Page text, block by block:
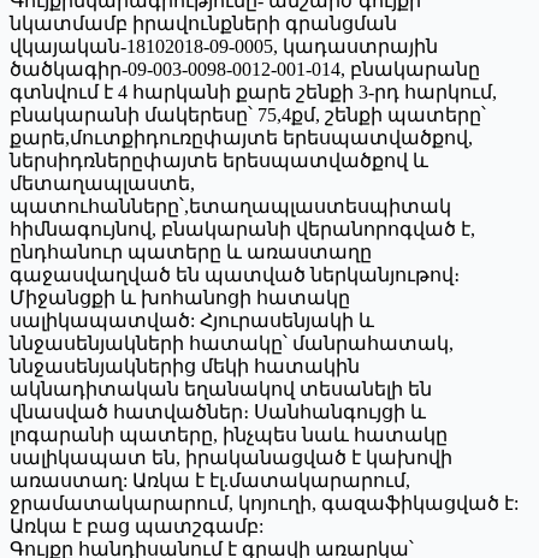
նկատմամբ իրավունքների գրանցման
վկայական-18102018-09-0005, կադաստրային
ծածկագիր-09-003-0098-0012-001-014, բնակարանը
գտնվում է 4 հարկանի քարե շենքի 3-րդ հարկում,
բնակարանի մակերեսը՝ 75,4քմ, շենքի պատերը՝
քարե,մուտքիդուռըփայտե երեսպատվածքով,
ներսիդռներըփայտե երեսպատվածքով և
մետաղապլաստե,
պատուհանները՝,ետաղապլաստեսպիտակ
հիմնագույնով, բնակարանի վերանորոգված է,
ընդհանուր պատերը և առաստաղը
գաջասվաղված են պատված ներկանյութով։
Միջանցքի և խոհանոցի հատակը
սալիկապատված: Հյուրասենյակի և
ննջասենյակների հատակը՝ մանրահատակ,
ննջասենյակներից մեկի հատակին
ակնադիտական եղանակով տեսանելի են
վնասված հատվածներ։ Սանհանգույցի և
լոգարանի պատերը, ինչպես նաև հատակը
սալիկապատ են, իրականացված է կախովի
առաստաղ: Առկա է էլ.մատակարարում,
ջրամատակարարում, կոյուղի, գազաֆիկացված է:
Առկա է բաց պատշգամբ:
Գույքը հանդիսանում է գրավի առարկա՝